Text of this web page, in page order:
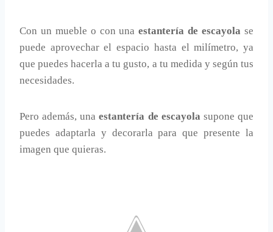
Con un mueble o con unaestantería de escayola se
puede aprovechar el espacio hasta el milímetro, ya
que puedes hacerla a tu gusto, a tu medida y según tus
necesidades.
Pero además, unaestantería de escayola supone que
puedes adaptarla y decorarla para que presente la
imagen que quieras.